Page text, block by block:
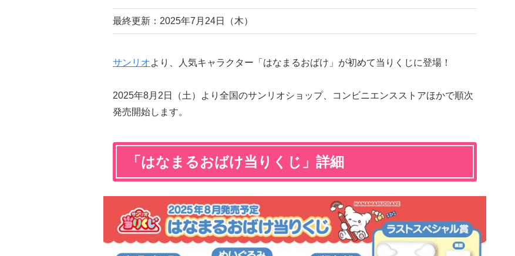
最終更新：2025年7月24日（木）
サンリオより、人気キャラクター「はなまるおばけ」が初めて当りくじに登場！
2025年8月2日（土）より全国のサンリオショップ、コンビニエンスストアほかで順次
発売開始します。
「はなまるおばけ当りくじ」詳細